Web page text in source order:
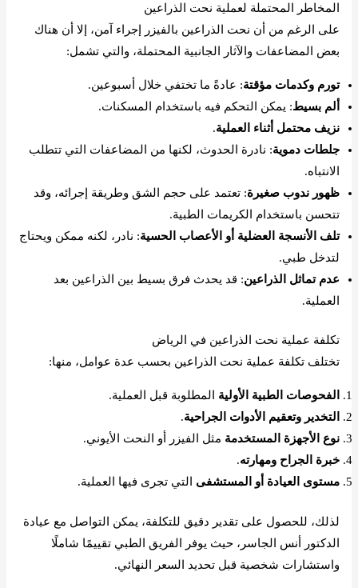
المخاطر المحتملة لعملية نحت الذراعين
على الرغم من أن نحت الذراعين بالفيزر إجراء آمن، إلا أن هناك
بعض المضاعفات والآثار الجانبية المحتملة، والتي تشمل:
تورم وكدمات مؤقتة: عادةً ما تختفي خلال أسبوعين.
ألم بسيط: يمكن التحكم فيه باستخدام المسكنات.
نزيف محتمل أثناء العملية.
جلطات دموية: نادرة الحدوث، لكنها من المضاعفات التي تتطلب
الانتباه.
ظهور ندوب صغيرة: تعتمد على حجم الشق وطريقة إجرائه، وقد
تتحسن باستخدام الكريمات الطبية.
تلف الأنسجة العضلية أو الأعصاب الحسية: نادر، لكنه ممكن ويحتاج
لتدخل طبي.
عدم تماثل الذراعين: قد يحدث فرق بسيط بين الذراعين بعد
العملية.
تكلفة عملية نحت الذراعين في الرياض
تختلف تكلفة عملية نحت الذراعين بحسب عدة عوامل، منها:
الفحوصات الطبية الأولية المطلوبة قبل العملية.
التخدير وتعقيم الأدوات الجراحية.
نوع الأجهزة المستخدمة مثل الفيزر أو النحت الأيوني.
خبرة الجراح ومهارته.
مستوى العيادة أو المستشفى التي تجرى فيها العملية.
لذلك، للحصول على تقدير دقيق للتكلفة، يمكن التواصل مع عيادة
الدكتور أنس الجاسر، حيث يوفر الفريق الطبي تقييمًا شاملًا
واستشارات شخصية قبل تحديد السعر النهائي.